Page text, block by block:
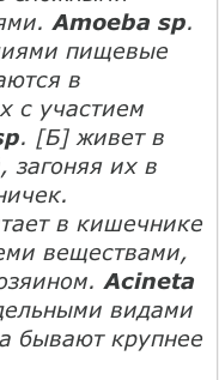
Amoeba sp.
пищевые
в
с участием
. [Б] живет в
загоняя их в
в кишечнике
веществами,
Acineta
видами
бывают крупнее